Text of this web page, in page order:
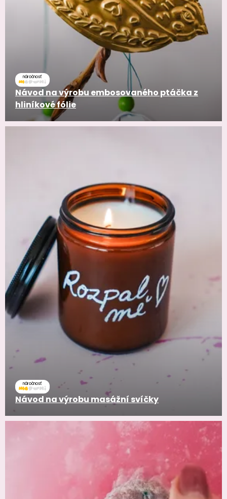
náročnosť
Návod na výrobu embosovaného ptáčka z
hliníkové fólie
náročnosť
Návod na výrobu masážní svíčky